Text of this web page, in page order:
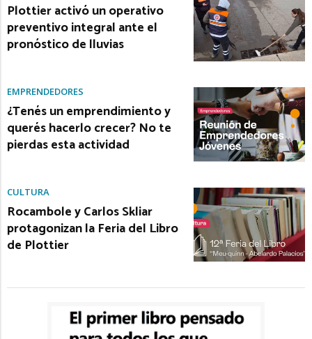
Plottier activó un operativo
preventivo integral ante el
pronóstico de lluvias
EMPRENDEDORES
¿Tenés un emprendimiento y
querés hacerlo crecer? No te
pierdas esta actividad
CULTURA
Rocambole y Carlos Skliar
protagonizan la Feria del Libro
de Plottier